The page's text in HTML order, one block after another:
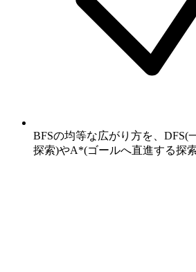
BFSの均等な広がり方を、DFS(
探索)やA*(ゴールへ直進する探